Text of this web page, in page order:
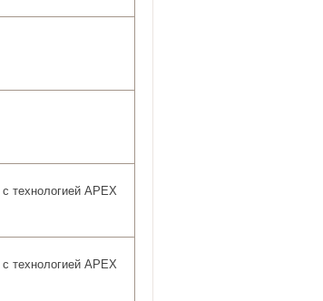
технологией APEX
технологией APEX